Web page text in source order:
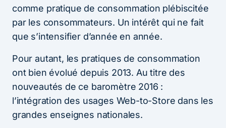
comme pratique de consommation plébiscitée
par les consommateurs. Un intérêt qui ne fait
que s’intensifier d’année en année.
Pour autant, les pratiques de consommation
ont bien évolué depuis 2013. Au titre des
nouveautés de ce baromètre 2016 :
l’intégration des usages Web-to-Store dans les
grandes enseignes nationales.